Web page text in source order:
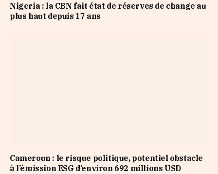
Nigeria : la CBN fait état de réserves de change au
plus haut depuis 17 ans
Cameroun : le risque politique, potentiel obstacle
à l’émission ESG d’environ 692 millions USD